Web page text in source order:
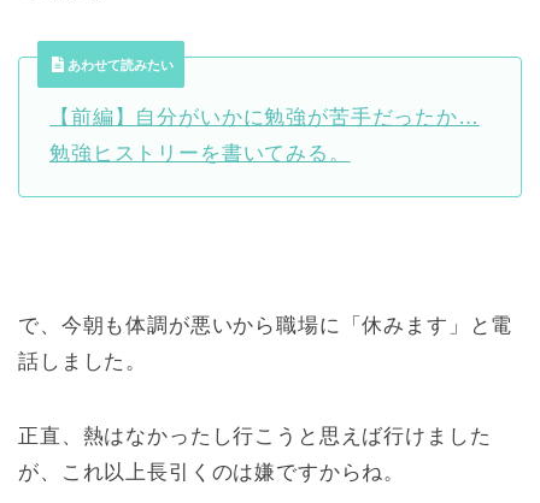
あわせて読みたい
【前編】自分がいかに勉強が苦手だったか…
勉強ヒストリーを書いてみる。
で、今朝も体調が悪いから職場に「休みます」と電
話しました。
正直、熱はなかったし行こうと思えば行けました
が、これ以上長引くのは嫌ですからね。